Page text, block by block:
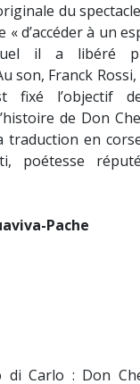
di Carlo : Don
la pansa.
conteuse. Pierre Le
le barbier,